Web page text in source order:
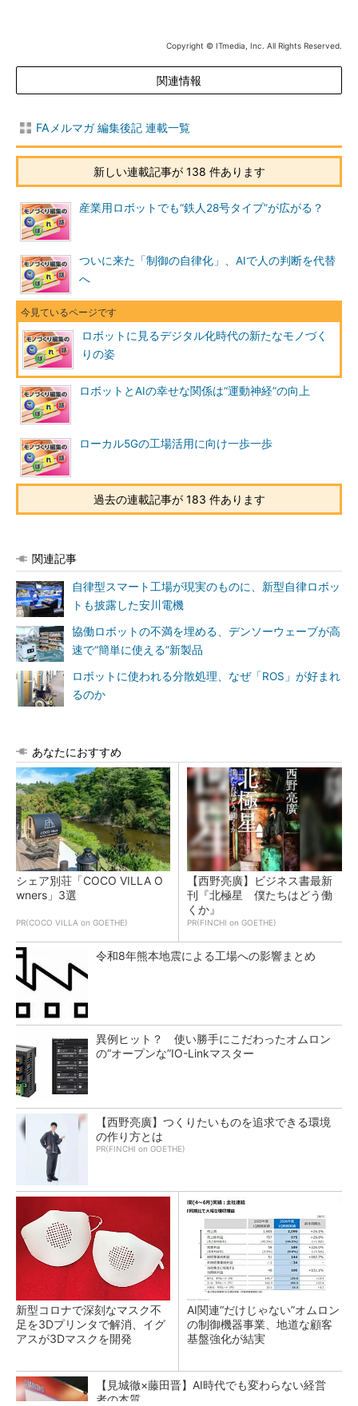
Copyright © ITmedia, Inc. All Rights Reserved.
関連情報
FAメルマガ 編集後記 連載一覧
新しい連載記事が 138 件あります
産業用ロボットでも“鉄人28号タイプ”が広がる？
ついに来た「制御の自律化」、AIで人の判断を代替
へ
ロボットに見るデジタル化時代の新たなモノづく
りの姿
ロボットとAIの幸せな関係は“運動神経”の向上
ローカル5Gの工場活用に向け一歩一歩
過去の連載記事が 183 件あります
関連記事
自律型スマート工場が現実のものに、新型自律ロボッ
トも披露した安川電機
協働ロボットの不満を埋める、デンソーウェーブが高
速で“簡単に使える”新製品
ロボットに使われる分散処理、なぜ「ROS」が好まれ
るのか
あなたにおすすめ
シェア別荘「COCO VILLA O
wners」3選
PR(COCO VILLA on GOETHE)
【西野亮廣】ビジネス書最新
刊『北極星 僕たちはどう働
くか』
PR(FINCHI on GOETHE)
令和8年熊本地震による工場への影響まとめ
異例ヒット？ 使い勝手にこだわったオムロン
の“オープンな”IO-Linkマスター
【西野亮廣】つくりたいものを追求できる環境
の作り方とは
PR(FINCHI on GOETHE)
新型コロナで深刻なマスク不
足を3Dプリンタで解消、イグ
アスが3Dマスクを開発
AI関連“だけじゃない”オムロン
の制御機器事業、地道な顧客
基盤強化が結実
【見城徹×藤田晋】AI時代でも変わらない経営
者の本質